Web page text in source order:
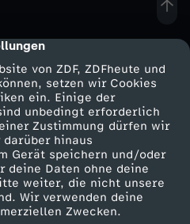
von ZDF, ZDFheute und
setzen wir Cookies
ein. Einige der
unbedingt erforderlich
Zustimmung dürfen wir
hinaus
Gerät speichern und/oder
deine Daten ohne deine
weiter, die nicht unsere
Wir verwenden deine
Zwecken.
Service
ZDFmitreden
Kontakt zum ZDF
Tickets